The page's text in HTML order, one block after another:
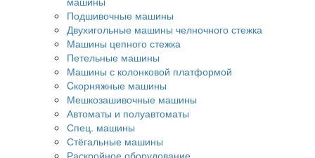
Подшивочные машины
Двухигольные машины челночного стежка
Машины цепного стежка
Петельные машины
Машины с колонковой платформой
Cкорняжные машины
Мешкозашивочные машины
Автоматы и полуавтоматы
Спец. машины
Стёгальные машины
Раскройное оборудование